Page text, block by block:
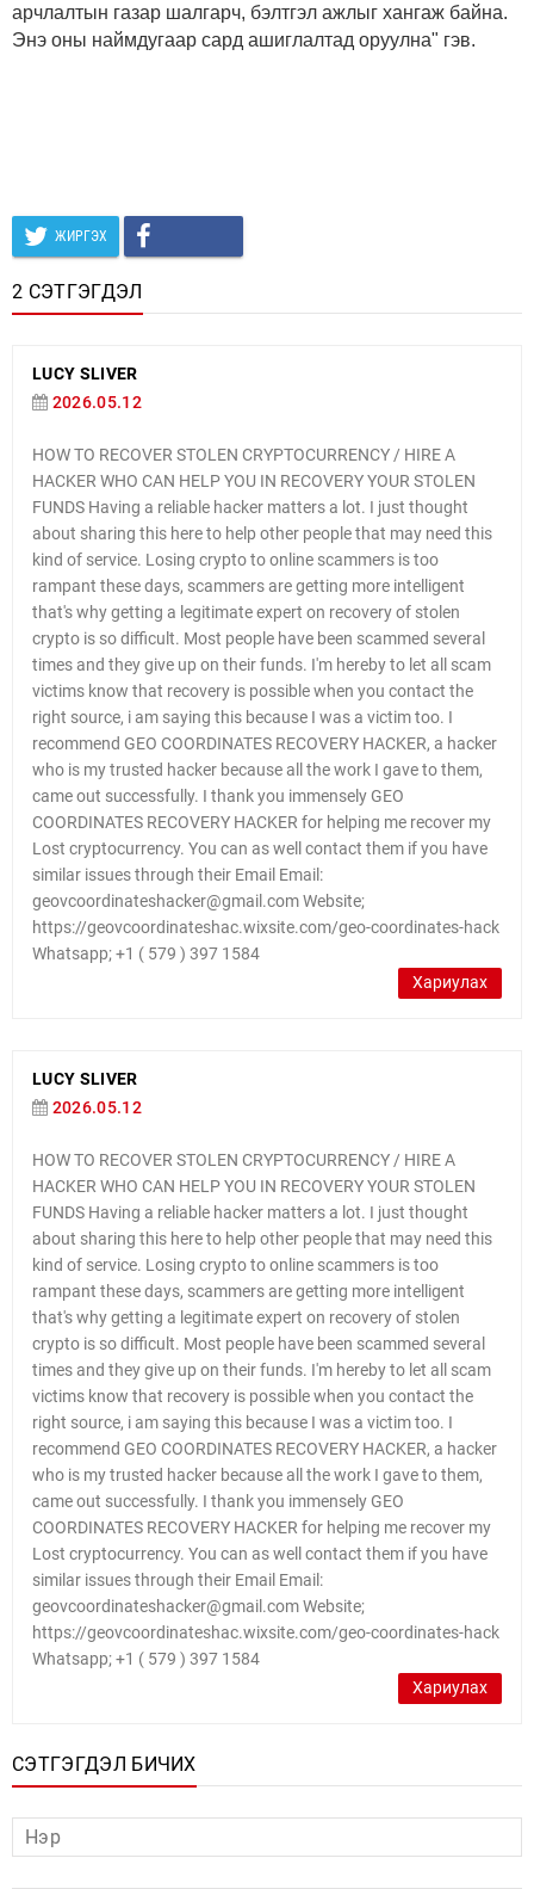
арчлалтын газар шалгарч, бэлтгэл ажлыг хангаж байна.
Энэ оны наймдугаар сард ашиглалтад оруулна" гэв.
ЖИРГЭХ
2 СЭТГЭГДЭЛ
LUCY SLIVER
2026.05.12
HOW TO RECOVER STOLEN CRYPTOCURRENCY / HIRE A
HACKER WHO CAN HELP YOU IN RECOVERY YOUR STOLEN
FUNDS Having a reliable hacker matters a lot. I just thought
about sharing this here to help other people that may need this
kind of service. Losing crypto to online scammers is too
rampant these days, scammers are getting more intelligent
that's why getting a legitimate expert on recovery of stolen
crypto is so difficult. Most people have been scammed several
times and they give up on their funds. I'm hereby to let all scam
victims know that recovery is possible when you contact the
right source, i am saying this because I was a victim too. I
recommend GEO COORDINATES RECOVERY HACKER, a hacker
who is my trusted hacker because all the work I gave to them,
came out successfully. I thank you immensely GEO
COORDINATES RECOVERY HACKER for helping me recover my
Lost cryptocurrency. You can as well contact them if you have
similar issues through their Email Email:
geovcoordinateshacker@gmail.com Website;
https://geovcoordinateshac.wixsite.com/geo-coordinates-hack
Whatsapp; +1 ( 579 ) 397 1584
Хариулах
LUCY SLIVER
2026.05.12
HOW TO RECOVER STOLEN CRYPTOCURRENCY / HIRE A
HACKER WHO CAN HELP YOU IN RECOVERY YOUR STOLEN
FUNDS Having a reliable hacker matters a lot. I just thought
about sharing this here to help other people that may need this
kind of service. Losing crypto to online scammers is too
rampant these days, scammers are getting more intelligent
that's why getting a legitimate expert on recovery of stolen
crypto is so difficult. Most people have been scammed several
times and they give up on their funds. I'm hereby to let all scam
victims know that recovery is possible when you contact the
right source, i am saying this because I was a victim too. I
recommend GEO COORDINATES RECOVERY HACKER, a hacker
who is my trusted hacker because all the work I gave to them,
came out successfully. I thank you immensely GEO
COORDINATES RECOVERY HACKER for helping me recover my
Lost cryptocurrency. You can as well contact them if you have
similar issues through their Email Email:
geovcoordinateshacker@gmail.com Website;
https://geovcoordinateshac.wixsite.com/geo-coordinates-hack
Whatsapp; +1 ( 579 ) 397 1584
Хариулах
СЭТГЭГДЭЛ БИЧИХ